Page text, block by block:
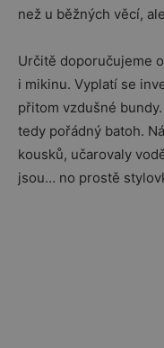
než u běžných věcí,
Určitě doporučujeme
i mikinu. Vyplatí se
přitom vzdušné
tedy pořádný batoh.
kousků, učarovaly
jsou… no prostě